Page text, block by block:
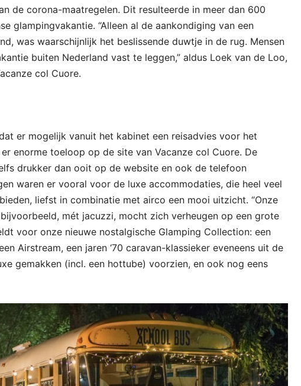
de corona-maatregelen. Dit resulteerde in meer dan 600
glampingvakantie. “Alleen al de aankondiging van een
was waarschijnlijk het beslissende duwtje in de rug. Mensen
buiten Nederland vast te leggen,” aldus Loek van de Loo,
col Cuore.
er mogelijk vanuit het kabinet een reisadvies voor het
enorme toeloop op de site van Vacanze col Cuore. De
drukker dan ooit op de website en ook de telefoon
waren er vooral voor de luxe accommodaties, die heel veel
liefst in combinatie met airco een mooi uitzicht. “Onze
mét jacuzzi, mocht zich verheugen op een grote
voor onze nieuwe nostalgische Glamping Collection: een
Airstream, een jaren ‘70 caravan-klassieker eveneens uit de
gemakken (incl. een hottube) voorzien, en ook nog eens